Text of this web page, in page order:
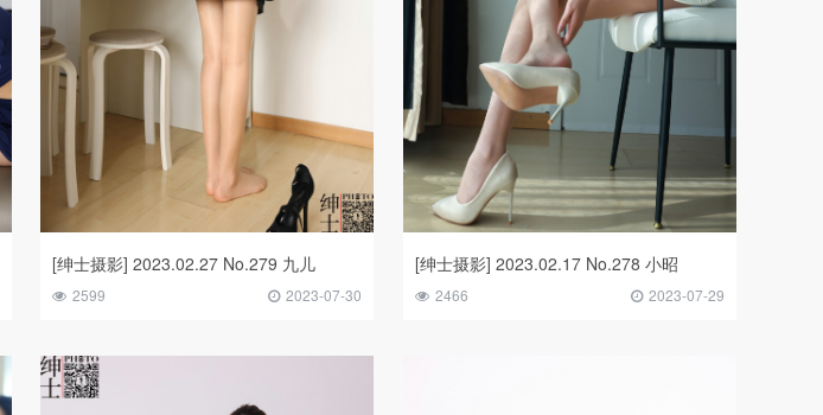
[绅士摄影] 2023.02.27 No.279 九儿
2599 2023-07-30
[绅士摄影] 2023.02.17 No.278 小昭
2466 2023-07-29